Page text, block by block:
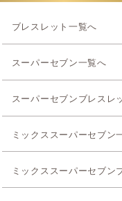
ブレスレット一覧へ
スーパーセブン一覧へ
スーパーセブンブレスレ
ミックススーパーセブン
ミックススーパーセブン